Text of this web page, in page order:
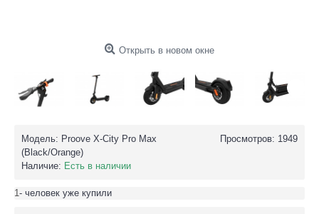
Открыть в новом окне
Просмотров: 1949
Модель: Proove X-City Pro Max
(Black/Orange)
Наличие: Есть в наличии
1- человек уже купили